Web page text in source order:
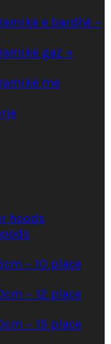
e bardhë –
gaz +
me
hoods
– 10 place
– 12 place
– 15 place